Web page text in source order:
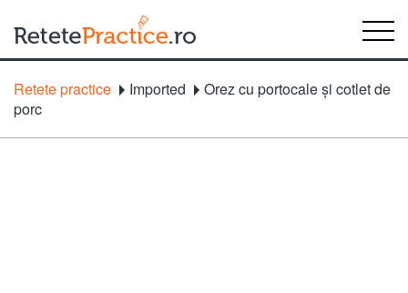
Retete practice Imported
Orez cu portocale şi cotlet de
porc